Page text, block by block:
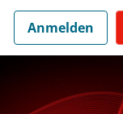
Anmelden